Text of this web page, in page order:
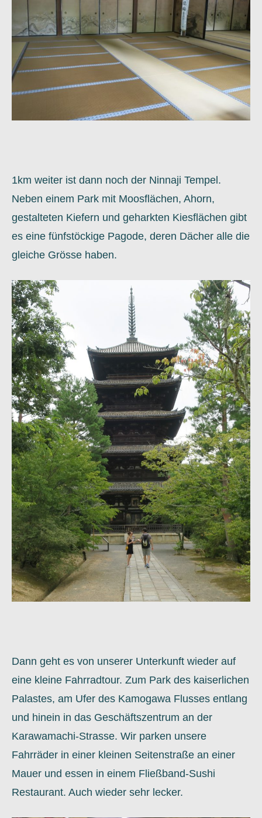
1km weiter ist dann noch der Ninnaji Tempel.
Neben einem Park mit Moosflächen, Ahorn,
gestalteten Kiefern und geharkten Kiesflächen gibt
es eine fünfstöckige Pagode, deren Dächer alle die
gleiche Grösse haben.
Dann geht es von unserer Unterkunft wieder auf
eine kleine Fahrradtour. Zum Park des kaiserlichen
Palastes, am Ufer des Kamogawa Flusses entlang
und hinein in das Geschäftszentrum an der
Karawamachi-Strasse. Wir parken unsere
Fahrräder in einer kleinen Seitenstraße an einer
Mauer und essen in einem Fließband-Sushi
Restaurant. Auch wieder sehr lecker.